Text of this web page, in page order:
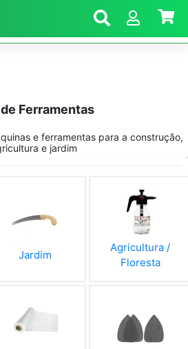
Ferramentas
e ferramentas para a construção,
e jardim
Jardim
Agricultura /
Floresta